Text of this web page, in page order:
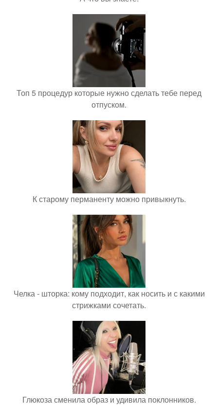
Топ 5 процедур которые нужно сделать тебе перед
отпуском.
К старому перманенту можно привыкнуть.
Челка - шторка: кому подходит, как носить и с какими
стрижками сочетать.
Глюкоза сменила образ и удивила поклонников.